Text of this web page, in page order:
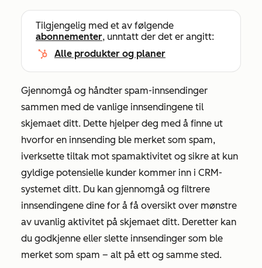
Tilgjengelig med et av følgende
abonnementer, unntatt der det er angitt:
Alle produkter og planer
Gjennomgå og håndter spam-innsendinger
sammen med de vanlige innsendingene til
skjemaet ditt. Dette hjelper deg med å finne ut
hvorfor en innsending ble merket som spam,
iverksette tiltak mot spamaktivitet og sikre at kun
gyldige potensielle kunder kommer inn i CRM-
systemet ditt. Du kan gjennomgå og filtrere
innsendingene dine for å få oversikt over mønstre
av uvanlig aktivitet på skjemaet ditt. Deretter kan
du godkjenne eller slette innsendinger som ble
merket som spam – alt på ett og samme sted.